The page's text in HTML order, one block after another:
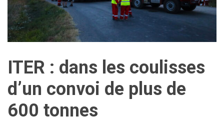
ITER : dans les coulisses
d’un convoi de plus de
600 tonnes